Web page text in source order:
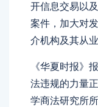
开信息交易以
案件，加大对
介机构及其从
《华夏时报》
法违规的力量
学商法研究所